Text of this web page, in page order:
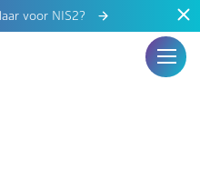
voor NIS2?